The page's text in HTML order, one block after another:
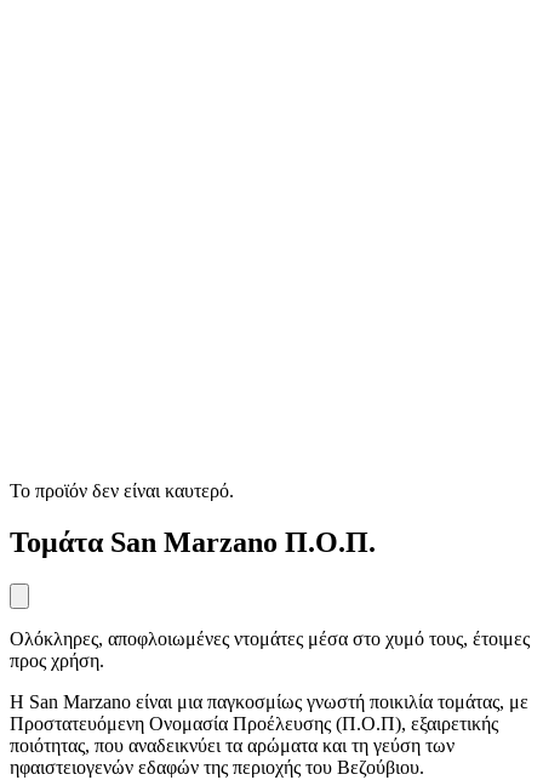
Το προϊόν δεν είναι καυτερό.
Τομάτα San Marzano Π.Ο.Π.
Ολόκληρες, αποφλοιωμένες ντομάτες μέσα στο χυμό τους, έτοιμες
προς χρήση.
Η San Marzano είναι μια παγκοσμίως γνωστή ποικιλία τομάτας, με
Προστατευόμενη Ονομασία Προέλευσης (Π.Ο.Π), εξαιρετικής
ποιότητας, που αναδεικνύει τα αρώματα και τη γεύση των
ηφαιστειογενών εδαφών της περιοχής του Βεζούβιου.